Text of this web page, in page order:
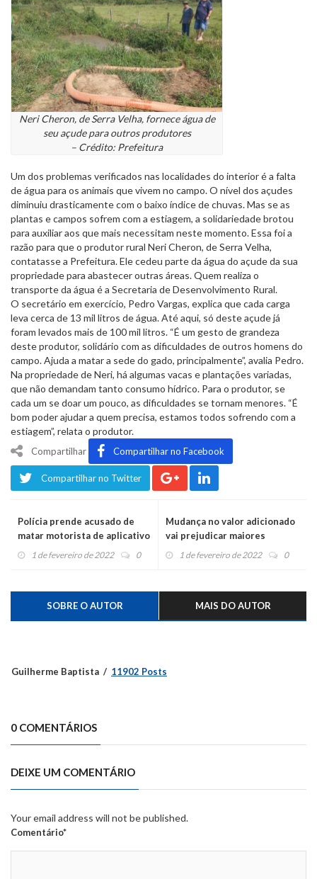
Neri Cheron, de Serra Velha, fornece água de
seu açude para outros produtores
– Crédito: Prefeitura
Um dos problemas verificados nas localidades do interior é a falta
de água para os animais que vivem no campo. O nível dos açudes
diminuiu drasticamente com o baixo índice de chuvas. Mas se as
plantas e campos sofrem com a estiagem, a solidariedade brotou
para auxiliar aos que mais necessitam neste momento. Essa foi a
razão para que o produtor rural Neri Cheron, de Serra Velha,
contatasse a Prefeitura. Ele cedeu parte da água do açude da sua
propriedade para abastecer outras áreas. Quem realiza o
transporte da água é a Secretaria de Desenvolvimento Rural.
O secretário em exercício, Pedro Vargas, explica que cada carga
leva cerca de 13 mil litros de água. Até aqui, só deste açude já
foram levados mais de 100 mil litros. “É um gesto de grandeza
deste produtor, solidário com as dificuldades de outros homens do
campo. Ajuda a matar a sede do gado, principalmente”, avalia Pedro.
Na propriedade de Neri, há algumas vacas e plantações variadas,
que não demandam tanto consumo hídrico. Para o produtor, se
cada um se doar um pouco, as dificuldades se tornam menores. “É
bom poder ajudar a quem precisa, estamos todos sofrendo com a
estiagem”, relata o produtor.
Compartilhar Compartilhar no Facebook
Compartilhar no Twitter
Polícia prende acusado de
matar motorista de aplicativo
1 de fevereiro de 2022 0
Mudança no valor adicionado
vai prejudicar maiores
produtores de frangos e
1 de fevereiro de 2022 0
SOBRE O AUTOR MAIS DO AUTOR
Guilherme Baptista 11902 Posts
0 COMENTÁRIOS
DEIXE UM COMENTÁRIO
Your email address will not be published.
Comentário*